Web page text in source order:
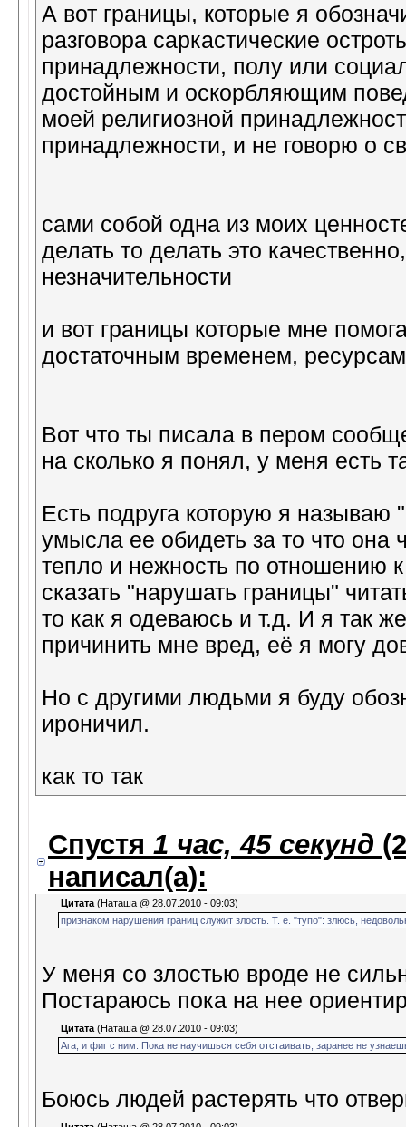
А вот границы, которые я
разговора саркастические
принадлежности, полу или
достойным и оскорбляющим
моей религиозной
принадлежности, и не говорю о
сами собой одна из моих
делать то делать это
незначительности
и вот границы которые мне
достаточным временем,
Вот что ты писала в пером
на сколько я понял, у меня есть
Есть подруга которую я называю
умысла ее обидеть за то что
тепло и нежность по отношению
сказать "нарушать границы"
то как я одеваюсь и т.д. И я так
причинить мне вред, её я могу
Но с другими людьми я буду
ироничил.
как то так
Спустя 1 час, 45 секунд
написал(а):
Цитата(Наташа @ 28.07.2010 - 09:03)
признаком нарушения границ служит злость. Т. е. "тупо": злюсь,
У меня со злостью вроде не
Постараюсь пока на нее
Цитата(Наташа @ 28.07.2010 - 09:03)
Ага, и фиг с ним. Пока не научишься себя отстаивать, заранее не
Боюсь людей растерять что